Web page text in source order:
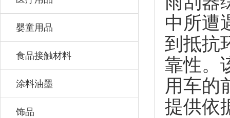
婴童用品
食品接触材料
涂料油墨
饰品
中所遭
到抵抗
靠性。
用车的
提供依